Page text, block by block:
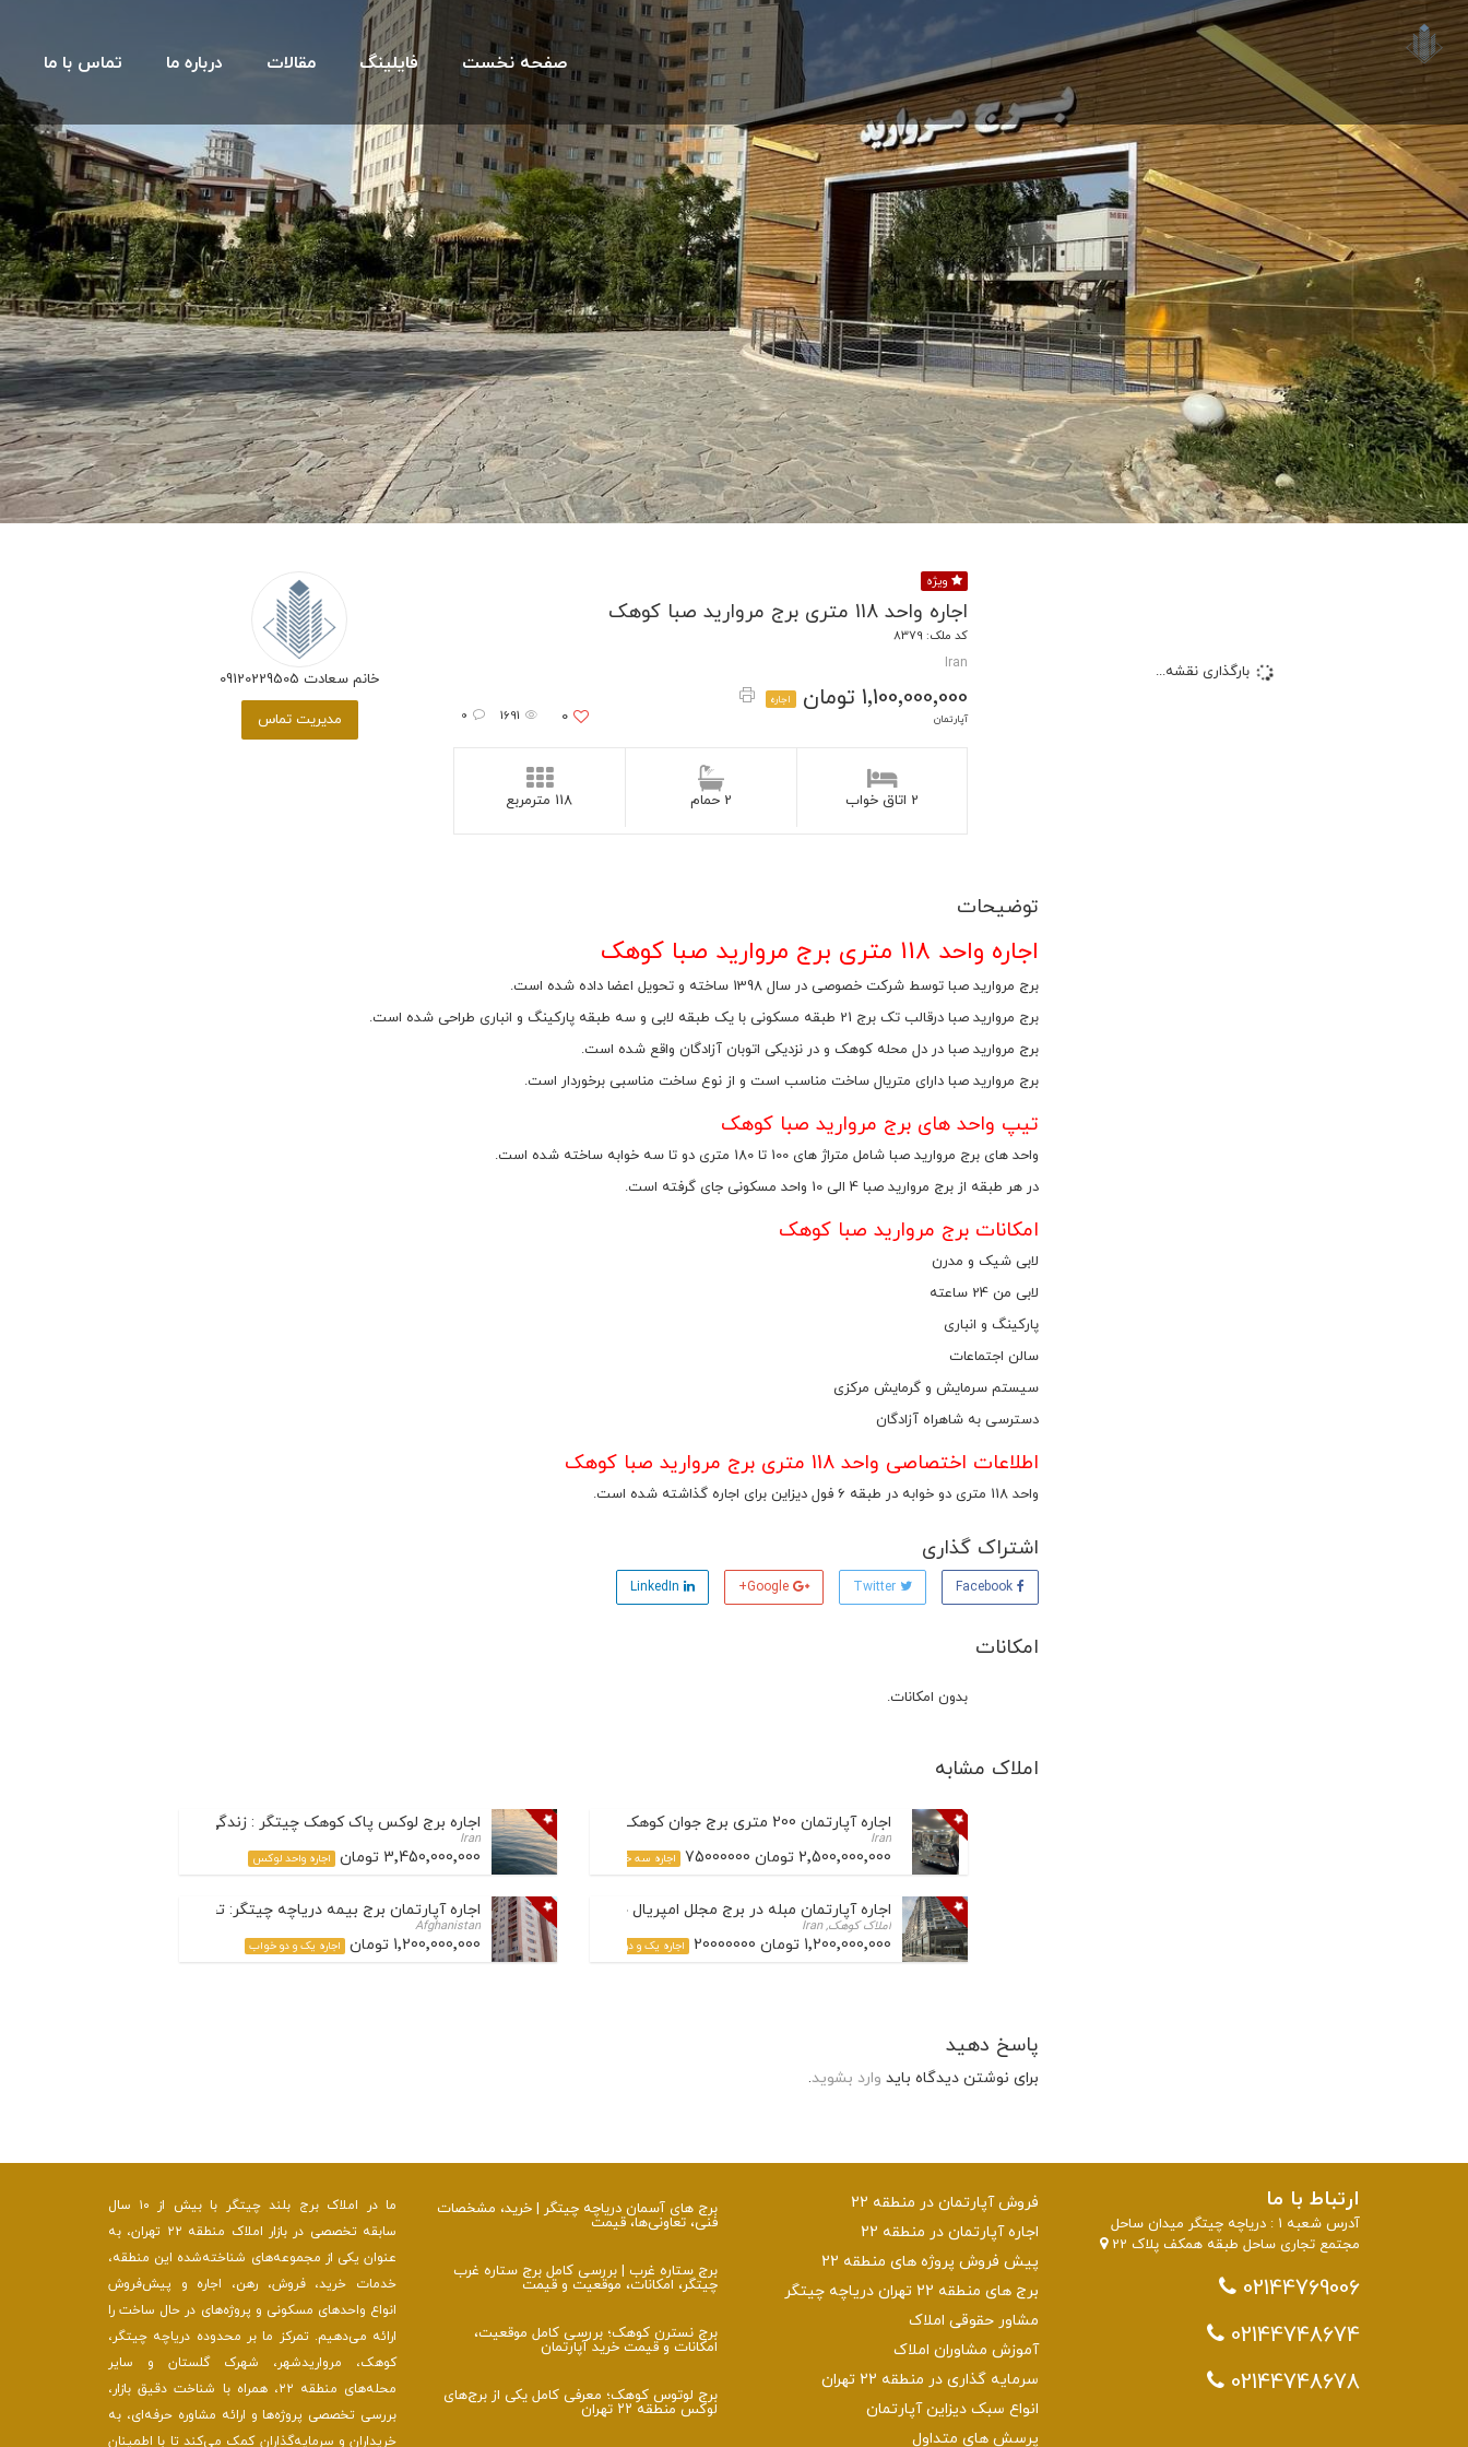
صفحه نخست فایلینگ مقالات درباره ما تماس با ما
بارگذاری نقشه...
ویژه
اجاره واحد 118 متری برج مروارید صبا کوهک
کد ملک: 8379
Iran
1٬100٬000٬000 تومان
اجاره
آپارتمان
1691
0 0
2 اتاق خواب 2 حمام 118 مترمربع
خانم سعادت 09120229505
مدیریت تماس
توضیحات
اجاره واحد 118 متری برج مروارید صبا کوهک
برج مروارید صبا توسط شرکت خصوصی در سال 1398 ساخته و تحویل اعضا داده شده است.
برج مروارید صبا درقالب تک برج 21 طبقه مسکونی با یک طبقه لابی و سه طبقه پارکینگ و انباری طراحی شده است.
برج مروارید صبا در دل محله کوهک و در نزدیکی اتوبان آزادگان واقع شده است.
برج مروارید صبا دارای متریال ساخت مناسب است و از نوع ساخت مناسبی برخوردار است.
تیپ واحد های برج مروارید صبا کوهک
واحد های برج مروارید صبا شامل متراژ های 100 تا 180 متری دو تا سه خوابه ساخته شده است.
در هر طبقه از برج مروارید صبا 4 الی 10 واحد مسکونی جای گرفته است.
امکانات برج مروارید صبا کوهک
لابی شیک و مدرن
لابی من 24 ساعته
پارکینگ و انباری
سالن اجتماعات
سیستم سرمایش و گرمایش مرکزی
دسترسی به شاهراه آزادگان
اطلاعات اختصاصی واحد 118 متری برج مروارید صبا کوهک
واحد 118 متری دو خوابه در طبقه 6 فول دیزاین برای اجاره گذاشته شده است.
اشتراک گذاری
Facebook
Twitter
Google+
امکانات
بدون امکانات.
املاک مشابه
اجاره آپارتمان 200 متری برج جوان کوهک
Iran
2٬500٬000٬000 تومان 75000000 اجاره سه خواب
اجاره برج لوکس پاک کوهک چیتگر : زندگی لاکچری در قلب منطقه 22 تهران
Iran
3٬450٬000٬000 تومان اجاره واحد لوکس
اجاره آپارتمان مبله در برج مجلل امپریال چیتگر
املاک کوهک, Iran
1٬200٬000٬000 تومان 20000000 اجاره یک و دو خواب
اجاره آپارتمان برج بیمه دریاچه چیتگر: تجربه زندگی لوکس و آرام در منطقه 22
Afghanistan
1٬200٬000٬000 تومان اجاره یک و دو خواب
پاسخ دهید
برای نوشتن دیدگاه باید وارد بشوید.
ارتباط با ما
آدرس شعبه 1 : دریاچه چیتگر میدان ساحل
مجتمع تجاری ساحل طبقه همکف پلاک 22
02144769006
02144748674
02144748678
فروش آپارتمان در منطقه 22
اجاره آپارتمان در منطقه 22
پیش فروش پروژه های منطقه 22
برج های منطقه 22 تهران دریاچه چیتگر
مشاور حقوقی املاک
آموزش مشاوران املاک
سرمایه گذاری در منطقه 22 تهران
انواع سبک دیزاین آپارتمان
پرسش های متداول
برج‌ های آسمان دریاچه چیتگر | خرید، مشخصات
فنی، تعاونی‌ها، قیمت
برج ستاره غرب | بررسی کامل برج ستاره غرب
چیتگر، امکانات، موقعیت و قیمت
برج نسترن کوهک؛ بررسی کامل موقعیت،
امکانات و قیمت خرید آپارتمان
برج لوتوس کوهک؛ معرفی کامل یکی از برج‌های
لوکس منطقه ۲۲ تهران
ما در املاک برج بلند چیتگر با بیش از ۱۰ سال
سابقه تخصصی در بازار املاک منطقه ۲۲ تهران، به
عنوان یکی از مجموعه‌های شناخته‌شده این منطقه،
خدمات خرید، فروش، رهن، اجاره و پیش‌فروش
انواع واحدهای مسکونی و پروژه‌های در حال ساخت را
ارائه می‌دهیم. تمرکز ما بر محدوده دریاچه چیتگر،
کوهک، مرواریدشهر، شهرک گلستان و سایر
محله‌های منطقه ۲۲، همراه با شناخت دقیق بازار،
بررسی تخصصی پروژه‌ها و ارائه مشاوره حرفه‌ای، به
خریداران و سرمایه‌گذاران کمک می‌کند تا با اطمینان